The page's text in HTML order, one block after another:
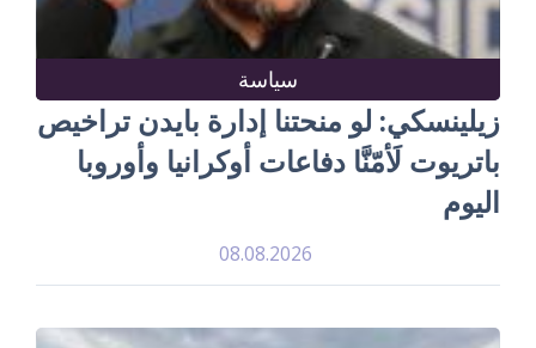
سياسة
زيلينسكي: لو منحتنا إدارة بايدن تراخيص
باتريوت لَأمّنَّا دفاعات أوكرانيا وأوروبا
اليوم
08.08.2026